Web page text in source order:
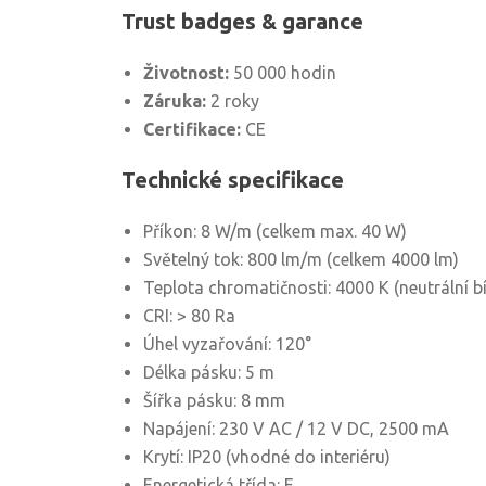
Trust badges & garance
Životnost: 50 000 hodin
Záruka: 2 roky
Certifikace: CE
Technické specifikace
Příkon: 8 W/m (celkem max. 40 W)
Světelný tok: 800 lm/m (celkem 4000 lm)
Teplota chromatičnosti: 4000 K (neutrální
CRI: > 80 Ra
Úhel vyzařování: 120°
Délka pásku: 5 m
Šířka pásku: 8 mm
Napájení: 230 V AC / 12 V DC, 2500 mA
Krytí: IP20 (vhodné do interiéru)